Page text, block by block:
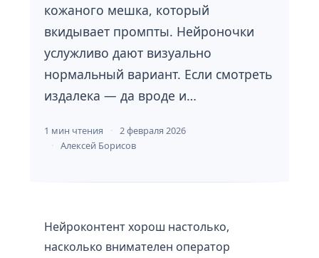
кожаного мешка, который
вкидывает промпты. Нейроночки
услужливо дают визуально
нормальный вариант. Если смотреть
издалека — да вроде и…
1 мин чтения
2 февраля 2026
Алексей Борисов
Нейроконтент хорош настолько,
насколько внимателен оператор